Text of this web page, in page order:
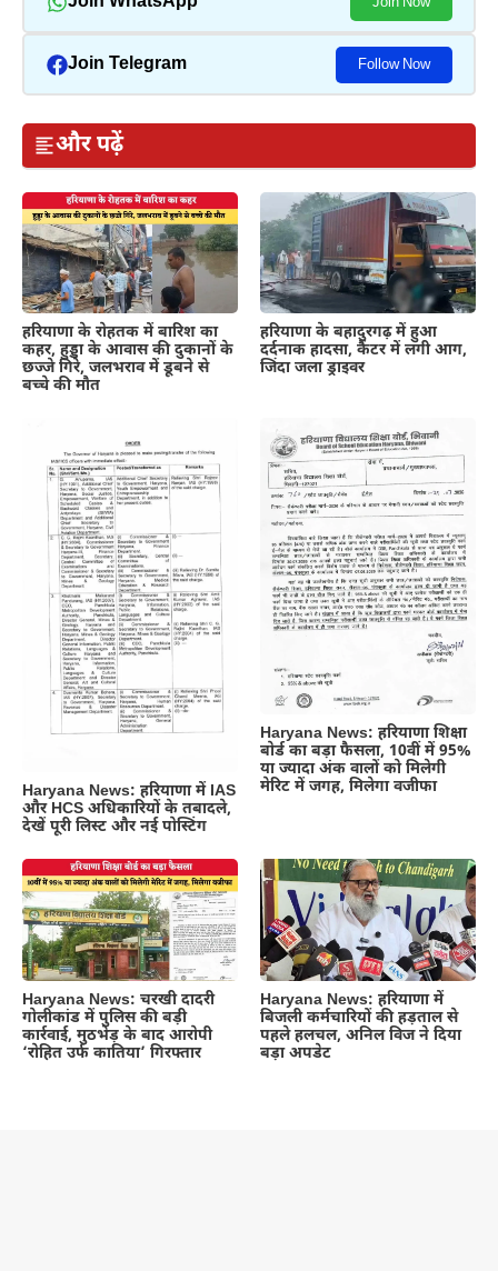
Join Telegram Follow Now
और पढ़ें
हरियाणा के रोहतक में बारिश का
कहर, हुड्डा के आवास की दुकानों के
छज्जे गिरे, जलभराव में डूबने से
बच्चे की मौत
हरियाणा के बहादुरगढ़ में हुआ
दर्दनाक हादसा, कैंटर में लगी आग,
जिंदा जला ड्राइवर
Haryana News: हरियाणा में IAS
और HCS अधिकारियों के तबादले,
देखें पूरी लिस्ट और नई पोस्टिंग
Haryana News: हरियाणा शिक्षा
बोर्ड का बड़ा फैसला, 10वीं में 95%
या ज्यादा अंक वालों को मिलेगी
मेरिट में जगह, मिलेगा वजीफा
Haryana News: चरखी दादरी
गोलीकांड में पुलिस की बड़ी
कार्रवाई, मुठभेड़ के बाद आरोपी
‘रोहित उर्फ कातिया’ गिरफ्तार
Haryana News: हरियाणा में
बिजली कर्मचारियों की हड़ताल से
पहले हलचल, अनिल विज ने दिया
बड़ा अपडेट